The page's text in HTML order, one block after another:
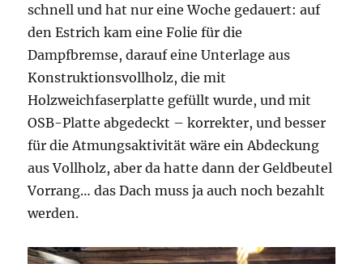
schnell und hat nur eine Woche gedauert: auf
den Estrich kam eine Folie für die
Dampfbremse, darauf eine Unterlage aus
Konstruktionsvollholz, die mit
Holzweichfaserplatte gefüllt wurde, und mit
OSB-Platte abgedeckt – korrekter, und besser
für die Atmungsaktivität wäre ein Abdeckung
aus Vollholz, aber da hatte dann der Geldbeutel
Vorrang… das Dach muss ja auch noch bezahlt
werden.